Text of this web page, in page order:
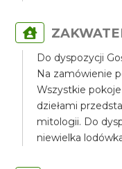
Do dyspozycji
Na zamówienie
Wszystkie
dziełami
mitologii. Do
niewielka